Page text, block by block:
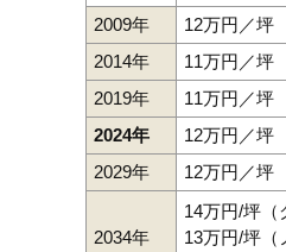
2009年
12万円／坪
2014年
11万円／坪
2019年
11万円／坪
2024年
12万円／坪
2029年
12万円／坪
2034年
14万円/坪（
13万円/坪（